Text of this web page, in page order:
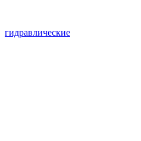
гидравлические